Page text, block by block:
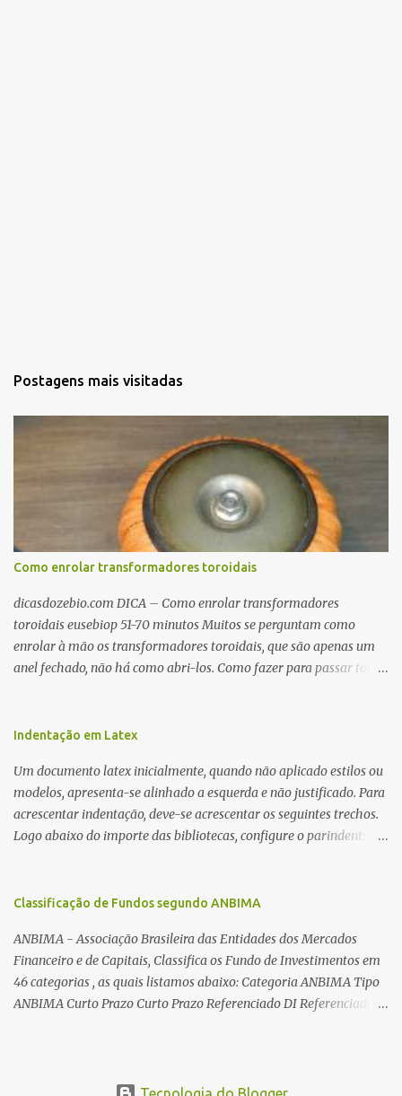
Postagens mais visitadas
Como enrolar transformadores toroidais
dicasdozebio.com DICA – Como enrolar transformadores
toroidais eusebiop 51-70 minutos Muitos se perguntam como
enrolar à mão os transformadores toroidais, que são apenas um
anel fechado, não há como abri-los. Como fazer para passar toda
utilizadas para automatizar a bobinagem de grandes e pequenos
dos núcleos e dos transformadores toroidais e como foram
desmontados dois deles. Características dos transformadores
toroidais Os transformadores toroidais tem aparecido cada vez
mais em circuitos eletrônicos, pois apresentam algumas
é baixíssima ao redor do transformador, o que perm...
Indentação em Latex
Um documento latex inicialmente, quando não aplicado estilos ou
modelos, apresenta-se alinhado a esquerda e não justificado. Para
acrescentar indentação, deve-se acrescentar os seguintes trechos.
Logo abaixo do importe das bibliotecas, configure o parindent:
{1cm plus 4mm minus 3mm} Para indentar um paragrafo
de um paragrafo, use: \noindent
Classificação de Fundos segundo ANBIMA
ANBIMA - Associação Brasileira das Entidades dos Mercados
Financeiro e de Capitais, Classifica os Fundo de Investimentos em
46 categorias , as quais listamos abaixo: Categoria ANBIMA Tipo
ANBIMA Curto Prazo Curto Prazo Referenciado DI Referenciado
Multimercados Multimercados Macro * ...